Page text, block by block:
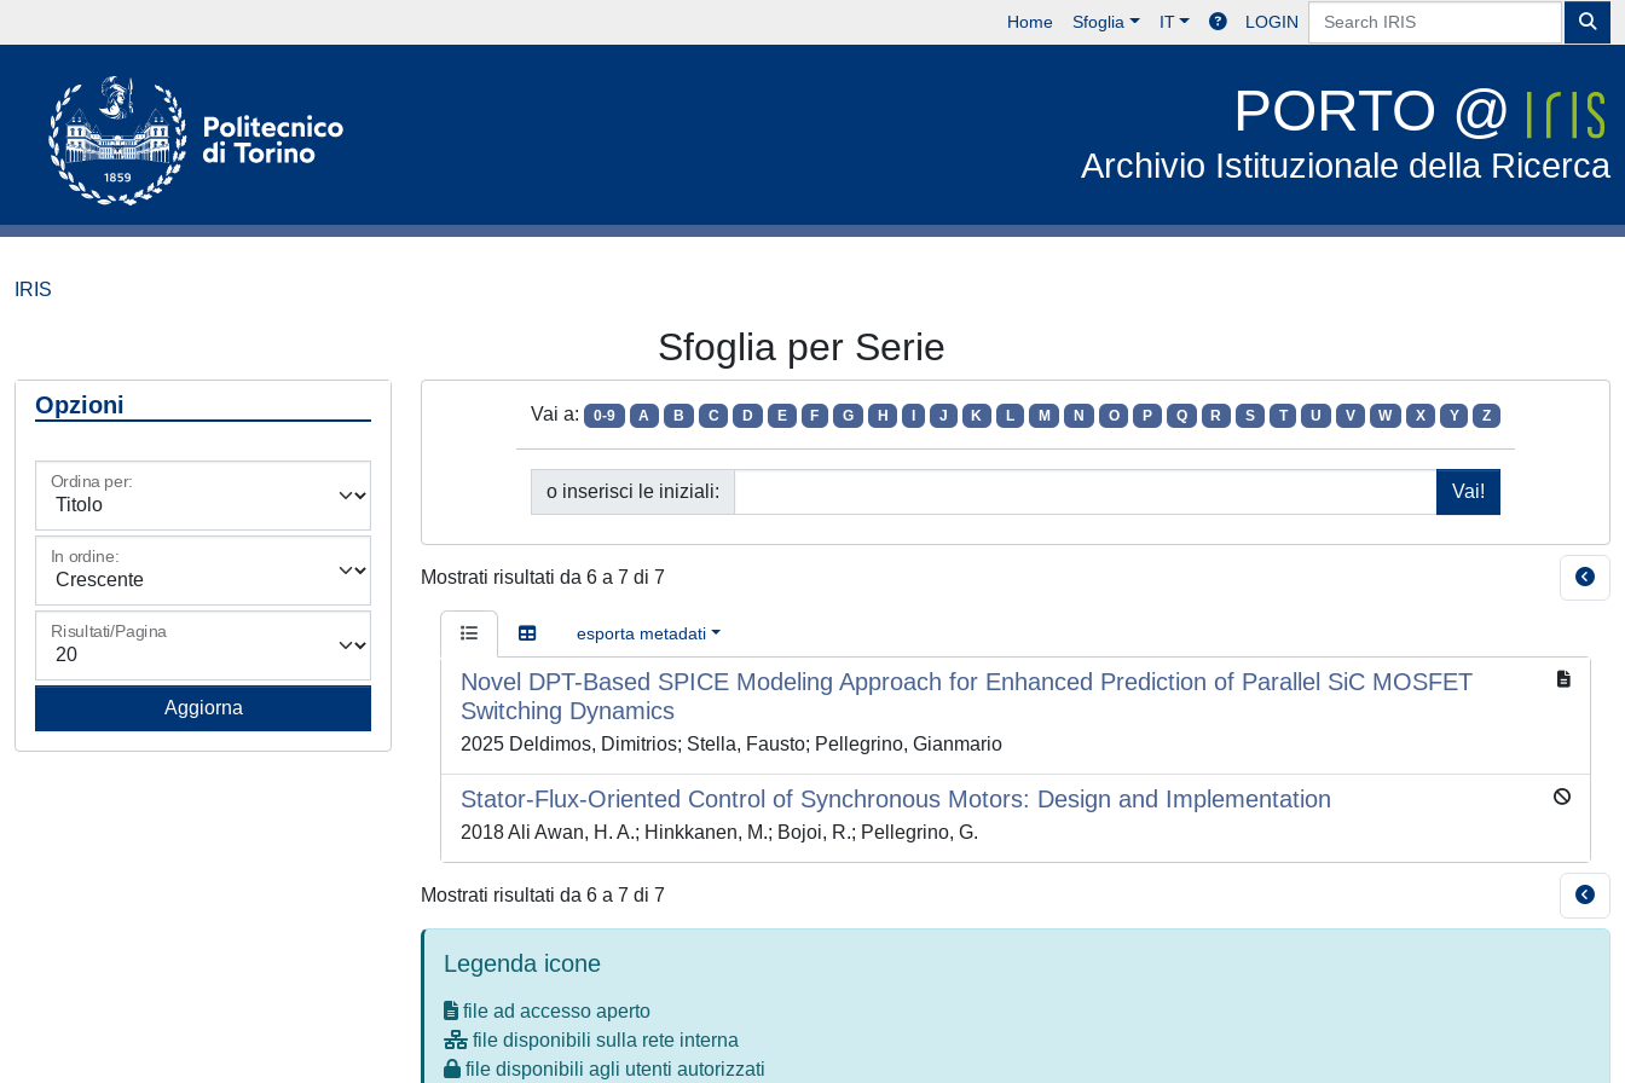
Home Sfoglia IT LOGIN
PORTO @
Archivio Istituzionale della Ricerca
IRIS
Sfoglia per Serie
Opzioni
Ordina per:
In ordine:
Risultati/Pagina
Vai a: 0-9 A B C D E F G H J K L M N O P Q R S T U V W X Y Z
o inserisci le iniziali:
Mostrati risultati da 6 a 7 di 7
esporta metadati
Novel DPT-Based SPICE Modeling Approach for Enhanced Prediction of Parallel SiC MOSFET
Switching Dynamics
2025 Deldimos, Dimitrios; Stella, Fausto; Pellegrino, Gianmario
Stator-Flux-Oriented Control of Synchronous Motors: Design and Implementation
2018 Ali Awan, H. A.; Hinkkanen, M.; Bojoi, R.; Pellegrino, G.
Mostrati risultati da 6 a 7 di 7
Legenda icone
file ad accesso aperto
file disponibili sulla rete interna
file disponibili agli utenti autorizzati